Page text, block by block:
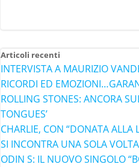
Articoli recenti
INTERVISTA A MAURIZIO
RICORDI ED
ROLLING STONES: ANCORA
TONGUES’
CHARLIE, CON “DONATA ALLA
SI INCONTRA UNA SOLA VOLTA
ODIN S: IL NUOVO SINGOLO